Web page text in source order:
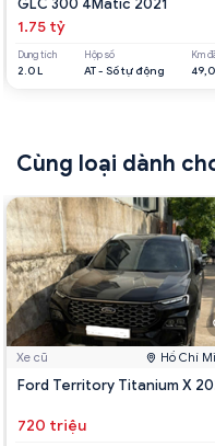
GLC 300 4Matic 2021
1.75 tỷ
Dung tích
2.0 L
Hộp số
AT - Số tự động
Km
Cùng loại dành
Xe cũ Hồ Chí
Ford Territory Titanium X
720 triệu